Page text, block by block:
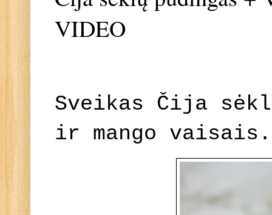
VIDEO
Sveikas Čija
ir mango vaisais.